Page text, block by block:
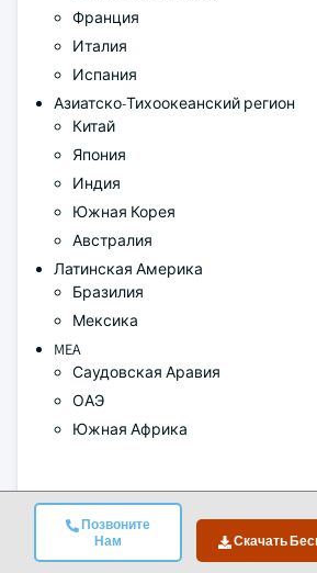
Позвоните
Нам
Скачать
Франция
Италия
Испания
Азиатско-Тихоокеанский регион
Китай
Япония
Индия
Южная Корея
Австралия
Латинская Америка
Бразилия
Мексика
MEA
Саудовская Аравия
ОАЭ
Южная Африка
Авторы: